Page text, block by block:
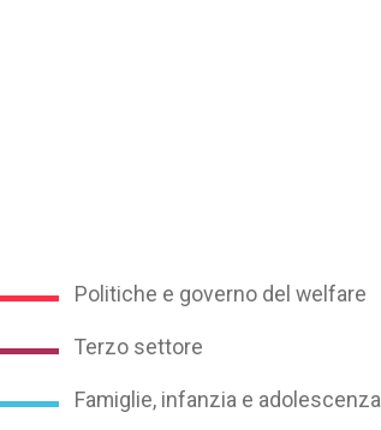
Politiche e governo del welfare
Terzo settore
Famiglie, infanzia e adolescenza